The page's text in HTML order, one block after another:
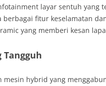
layar sentuh yang
fitur keselamatan
yang memberi kesan
mesin hybrid yang